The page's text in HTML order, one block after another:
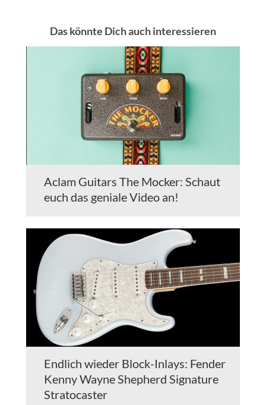
Das könnte Dich auch interessieren
Aclam Guitars The Mocker: Schaut
euch das geniale Video an!
Endlich wieder Block-Inlays: Fender
Kenny Wayne Shepherd Signature
Stratocaster